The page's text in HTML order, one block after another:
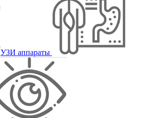
УЗИ аппараты